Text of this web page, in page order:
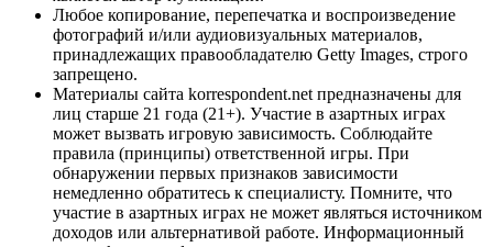
Любое копирование, перепечатка и воспроизведение
фотографий и/или аудиовизуальных материалов,
принадлежащих правообладателю Getty Images, строго
запрещено.
Материалы сайта korrespondent.net предназначены для
лиц старше 21 года (21+). Участие в азартных играх
может вызвать игровую зависимость. Соблюдайте
правила (принципы) ответственной игры. При
обнаружении первых признаков зависимости
немедленно обратитесь к специалисту. Помните, что
участие в азартных играх не может являться источником
доходов или альтернативой работе. Информационный